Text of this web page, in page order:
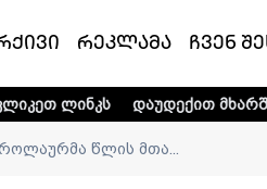
რეკლამა ჩვენ
დაუდექით მხარში ტელე-რადიო
წლის მთა...